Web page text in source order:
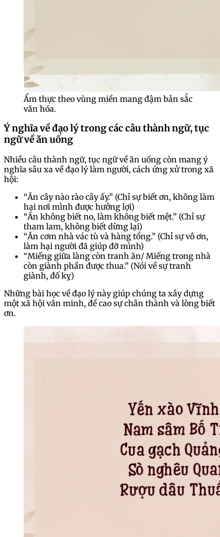
Ẩm thực theo vùng miền mang đậm bản sắc
văn hóa.
Ý nghĩa về đạo lý trong các câu thành ngữ, tục
ngữ về ăn uống
Nhiều câu thành ngữ, tục ngữ về ăn uống còn mang ý
nghĩa sâu xa về đạo lý làm người, cách ứng xử trong xã
hội:
“Ăn cây nào rào cây ấy.” (Chỉ sự biết ơn, không làm
hại nơi mình được hưởng lợi)
“Ăn không biết no, làm không biết mệt.” (Chỉ sự
tham lam, không biết dừng lại)
“Ăn cơm nhà vác tù và hàng tổng.” (Chỉ sự vô ơn,
làm hại người đã giúp đỡ mình)
“Miếng giữa làng còn tranh ăn/ Miếng trong nhà
còn giành phần được thua.” (Nói về sự tranh
giành, đố kỵ)
Những bài học về đạo lý này giúp chúng ta xây dựng
một xã hội văn minh, đề cao sự chân thành và lòng biết
ơn.